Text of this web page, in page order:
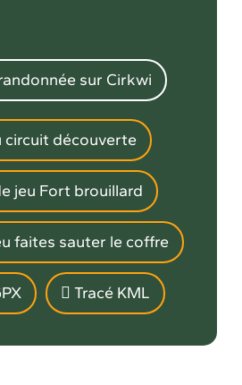
sur Cirkwi
circuit découverte
jeu Fort brouillard
faites sauter le coffre
Tracé KML